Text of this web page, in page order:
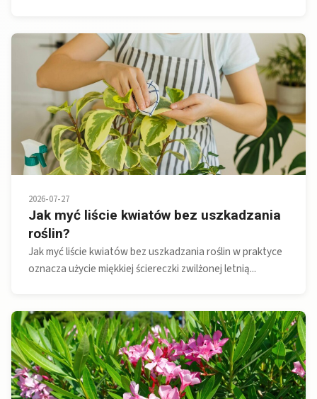
2026-07-27
Jak myć liście kwiatów bez uszkadzania
roślin?
Jak myć liście kwiatów bez uszkadzania roślin w praktyce
oznacza użycie miękkiej ściereczki zwilżonej letnią...